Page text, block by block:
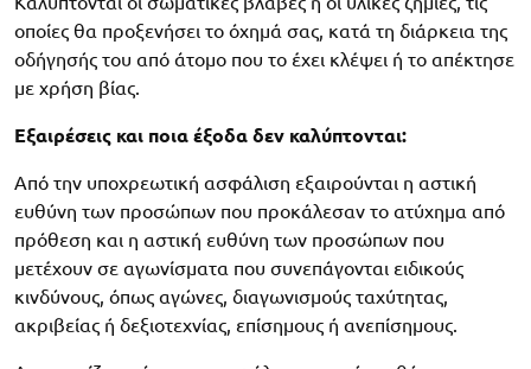
οποίες θα προξενήσει το όχημά σας, κατά τη διάρκεια της
οδήγησής του από άτομο που το έχει κλέψει ή το απέκτησε
με χρήση βίας.
Εξαιρέσεις και ποια έξοδα δεν καλύπτονται:
Από την υποχρεωτική ασφάλιση εξαιρούνται η αστική
ευθύνη των προσώπων που προκάλεσαν το ατύχημα από
πρόθεση και η αστική ευθύνη των προσώπων που
μετέχουν σε αγωνίσματα που συνεπάγονται ειδικούς
κινδύνους, όπως αγώνες, διαγωνισμούς ταχύτητας,
ακριβείας ή δεξιοτεχνίας, επίσημους ή ανεπίσημους.